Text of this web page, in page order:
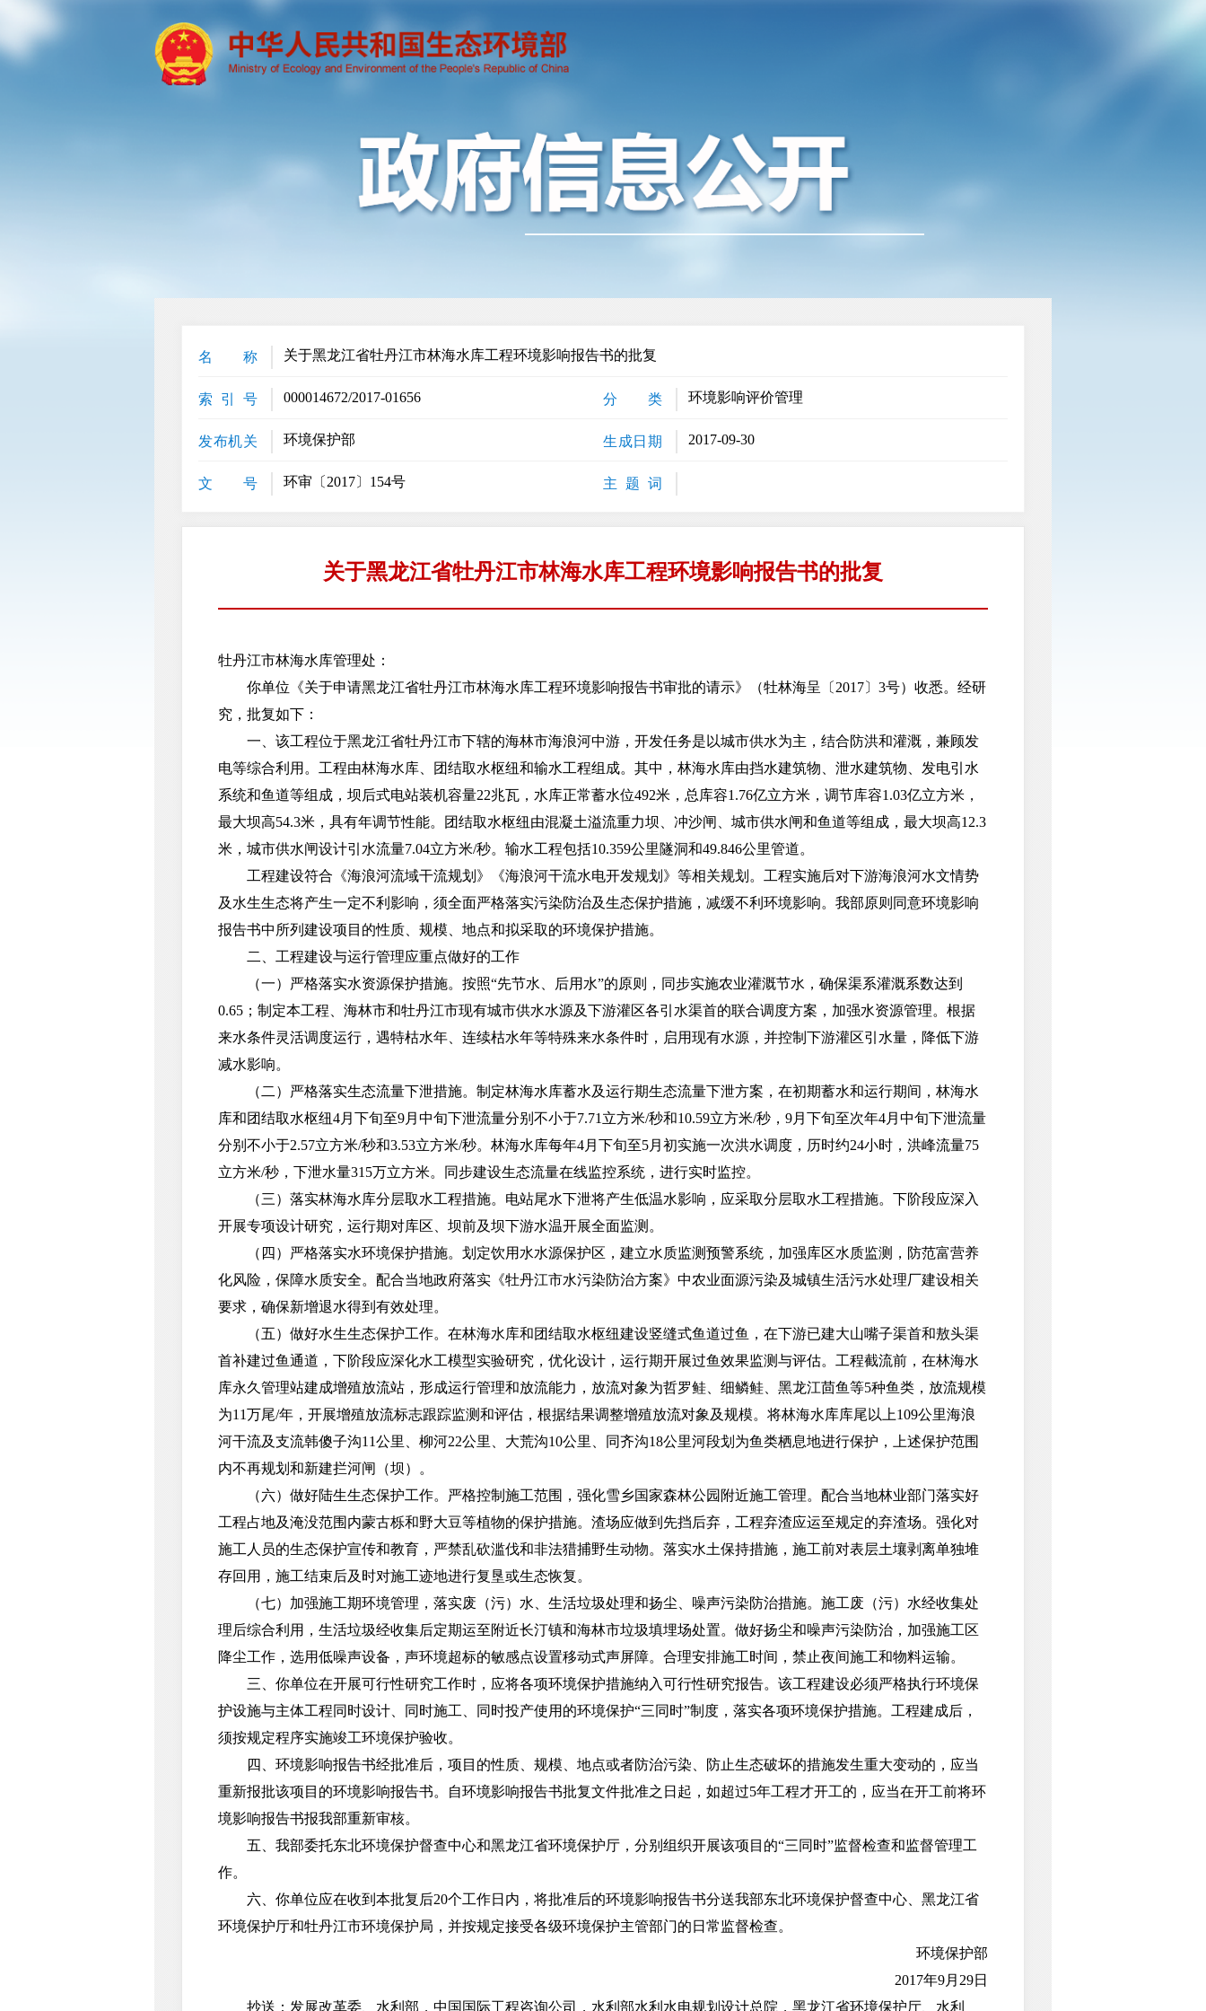
名 称 关于黑龙江省牡丹江市林海水库工程环境影响报告书的批复
索 引 号 000014672/2017-01656 分 类 环境影响评价管理
发布机关 环境保护部 生成日期 2017-09-30
文 号 环审〔2017〕154号 主 题 词
关于黑龙江省牡丹江市林海水库工程环境影响报告书的批复
牡丹江市林海水库管理处：
你单位《关于申请黑龙江省牡丹江市林海水库工程环境影响报告书审批的请示》（牡林海呈〔2017〕3号）收悉。经研
究，批复如下：
一、该工程位于黑龙江省牡丹江市下辖的海林市海浪河中游，开发任务是以城市供水为主，结合防洪和灌溉，兼顾发
电等综合利用。工程由林海水库、团结取水枢纽和输水工程组成。其中，林海水库由挡水建筑物、泄水建筑物、发电引水
系统和鱼道等组成，坝后式电站装机容量22兆瓦，水库正常蓄水位492米，总库容1.76亿立方米，调节库容1.03亿立方米，
最大坝高54.3米，具有年调节性能。团结取水枢纽由混凝土溢流重力坝、冲沙闸、城市供水闸和鱼道等组成，最大坝高12.3
米，城市供水闸设计引水流量7.04立方米/秒。输水工程包括10.359公里隧洞和49.846公里管道。
工程建设符合《海浪河流域干流规划》《海浪河干流水电开发规划》等相关规划。工程实施后对下游海浪河水文情势
及水生生态将产生一定不利影响，须全面严格落实污染防治及生态保护措施，减缓不利环境影响。我部原则同意环境影响
报告书中所列建设项目的性质、规模、地点和拟采取的环境保护措施。
二、工程建设与运行管理应重点做好的工作
（一）严格落实水资源保护措施。按照“先节水、后用水”的原则，同步实施农业灌溉节水，确保渠系灌溉系数达到
0.65；制定本工程、海林市和牡丹江市现有城市供水水源及下游灌区各引水渠首的联合调度方案，加强水资源管理。根据
来水条件灵活调度运行，遇特枯水年、连续枯水年等特殊来水条件时，启用现有水源，并控制下游灌区引水量，降低下游
减水影响。
（二）严格落实生态流量下泄措施。制定林海水库蓄水及运行期生态流量下泄方案，在初期蓄水和运行期间，林海水
库和团结取水枢纽4月下旬至9月中旬下泄流量分别不小于7.71立方米/秒和10.59立方米/秒，9月下旬至次年4月中旬下泄流量
分别不小于2.57立方米/秒和3.53立方米/秒。林海水库每年4月下旬至5月初实施一次洪水调度，历时约24小时，洪峰流量75
立方米/秒，下泄水量315万立方米。同步建设生态流量在线监控系统，进行实时监控。
（三）落实林海水库分层取水工程措施。电站尾水下泄将产生低温水影响，应采取分层取水工程措施。下阶段应深入
开展专项设计研究，运行期对库区、坝前及坝下游水温开展全面监测。
（四）严格落实水环境保护措施。划定饮用水水源保护区，建立水质监测预警系统，加强库区水质监测，防范富营养
化风险，保障水质安全。配合当地政府落实《牡丹江市水污染防治方案》中农业面源污染及城镇生活污水处理厂建设相关
要求，确保新增退水得到有效处理。
（五）做好水生生态保护工作。在林海水库和团结取水枢纽建设竖缝式鱼道过鱼，在下游已建大山嘴子渠首和敖头渠
首补建过鱼通道，下阶段应深化水工模型实验研究，优化设计，运行期开展过鱼效果监测与评估。工程截流前，在林海水
库永久管理站建成增殖放流站，形成运行管理和放流能力，放流对象为哲罗鲑、细鳞鲑、黑龙江茴鱼等5种鱼类，放流规模
为11万尾/年，开展增殖放流标志跟踪监测和评估，根据结果调整增殖放流对象及规模。将林海水库库尾以上109公里海浪
河干流及支流韩傻子沟11公里、柳河22公里、大荒沟10公里、同齐沟18公里河段划为鱼类栖息地进行保护，上述保护范围
内不再规划和新建拦河闸（坝）。
（六）做好陆生生态保护工作。严格控制施工范围，强化雪乡国家森林公园附近施工管理。配合当地林业部门落实好
工程占地及淹没范围内蒙古栎和野大豆等植物的保护措施。渣场应做到先挡后弃，工程弃渣应运至规定的弃渣场。强化对
施工人员的生态保护宣传和教育，严禁乱砍滥伐和非法猎捕野生动物。落实水土保持措施，施工前对表层土壤剥离单独堆
存回用，施工结束后及时对施工迹地进行复垦或生态恢复。
（七）加强施工期环境管理，落实废（污）水、生活垃圾处理和扬尘、噪声污染防治措施。施工废（污）水经收集处
理后综合利用，生活垃圾经收集后定期运至附近长汀镇和海林市垃圾填埋场处置。做好扬尘和噪声污染防治，加强施工区
降尘工作，选用低噪声设备，声环境超标的敏感点设置移动式声屏障。合理安排施工时间，禁止夜间施工和物料运输。
三、你单位在开展可行性研究工作时，应将各项环境保护措施纳入可行性研究报告。该工程建设必须严格执行环境保
护设施与主体工程同时设计、同时施工、同时投产使用的环境保护“三同时”制度，落实各项环境保护措施。工程建成后，
须按规定程序实施竣工环境保护验收。
四、环境影响报告书经批准后，项目的性质、规模、地点或者防治污染、防止生态破坏的措施发生重大变动的，应当
重新报批该项目的环境影响报告书。自环境影响报告书批复文件批准之日起，如超过5年工程才开工的，应当在开工前将环
境影响报告书报我部重新审核。
五、我部委托东北环境保护督查中心和黑龙江省环境保护厅，分别组织开展该项目的“三同时”监督检查和监督管理工
作。
六、你单位应在收到本批复后20个工作日内，将批准后的环境影响报告书分送我部东北环境保护督查中心、黑龙江省
环境保护厅和牡丹江市环境保护局，并按规定接受各级环境保护主管部门的日常监督检查。
环境保护部
2017年9月29日
抄送：发展改革委、水利部，中国国际工程咨询公司，水利部水利水电规划设计总院，黑龙江省环境保护厅、水利